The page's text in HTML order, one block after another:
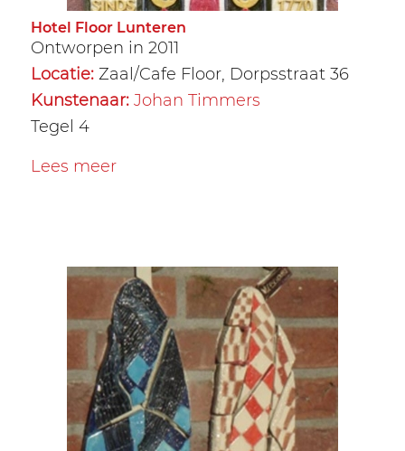
Hotel Floor Lunteren
Ontworpen in 2011
Locatie:Zaal/Cafe Floor, Dorpsstraat 36
Kunstenaar: Johan Timmers
Tegel 4
Lees meer